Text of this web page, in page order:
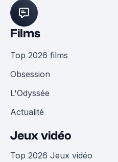
Films
Top 2026 films
Obsession
L'Odyssée
Actualité
Jeux vidéo
Top 2026 Jeux vidéo